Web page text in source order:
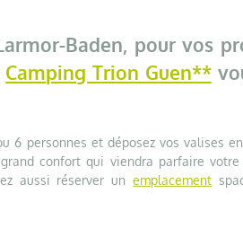
Baden, pour vos
Camping Trion Guen**
6 personnes et déposez vos valises
confort qui viendra parfaire votre
aussi réserver unemplacement